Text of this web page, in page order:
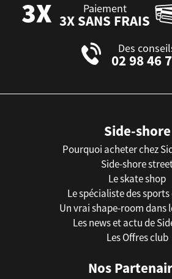
Paiement
3X SANS FRAIS
Des
02 98 46
Side-shore
Pourquoi acheter chez
Side-shore
Le skate shop
Le spécialiste des sports
Un vrai shape-room dans
Les news et actu de
Les Offres club
Nos